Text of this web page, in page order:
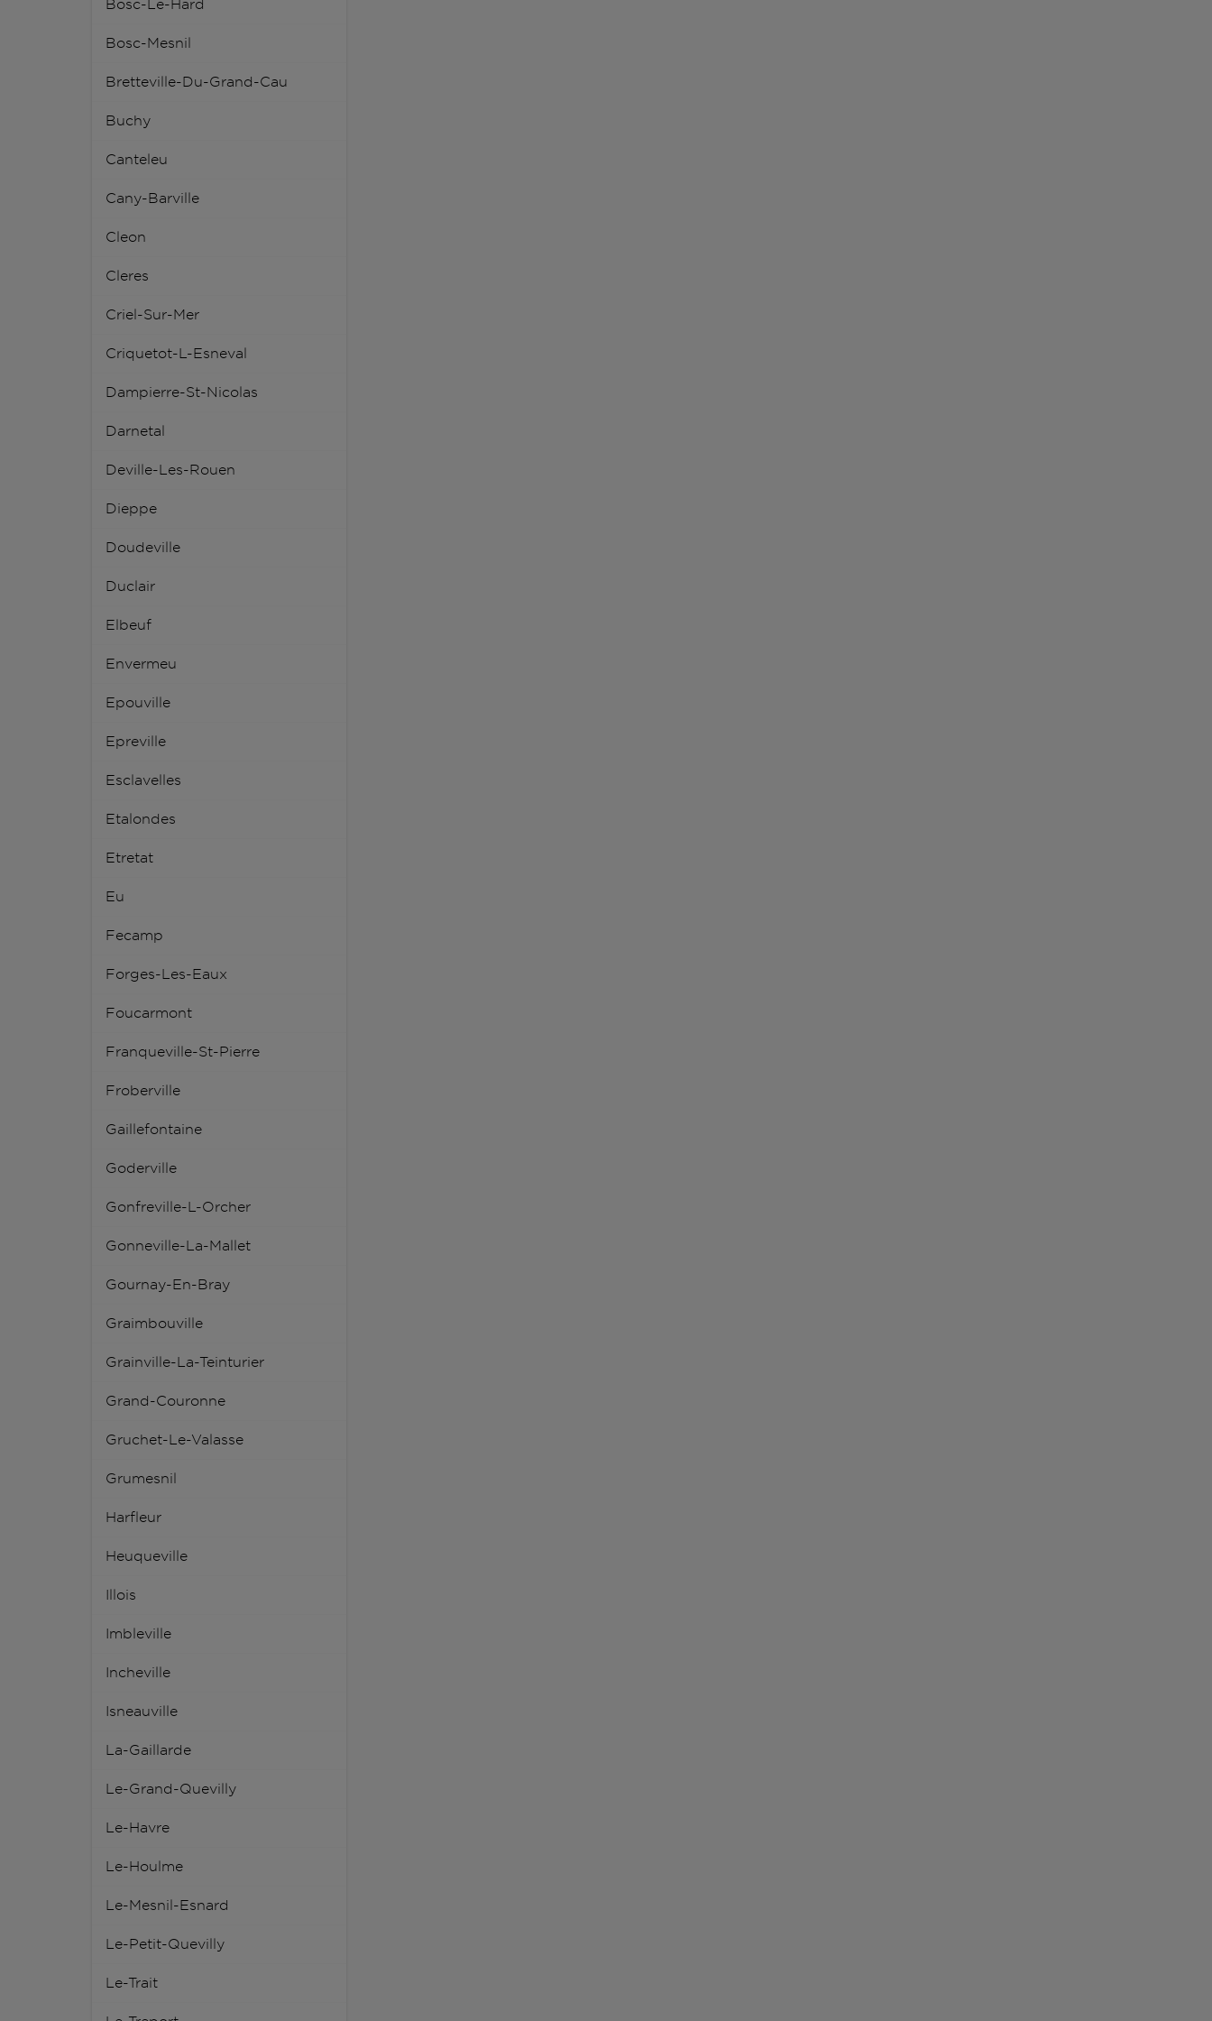
Bosc-Le-Hard
Bosc-Mesnil
Bretteville-Du-Grand-Cau
Buchy
Canteleu
Cany-Barville
Cleon
Cleres
Criel-Sur-Mer
Criquetot-L-Esneval
Dampierre-St-Nicolas
Darnetal
Deville-Les-Rouen
Dieppe
Doudeville
Duclair
Elbeuf
Envermeu
Epouville
Epreville
Esclavelles
Etalondes
Etretat
Eu
Fecamp
Forges-Les-Eaux
Foucarmont
Franqueville-St-Pierre
Froberville
Gaillefontaine
Goderville
Gonfreville-L-Orcher
Gonneville-La-Mallet
Gournay-En-Bray
Graimbouville
Grainville-La-Teinturier
Grand-Couronne
Gruchet-Le-Valasse
Grumesnil
Harfleur
Heuqueville
Illois
Imbleville
Incheville
Isneauville
La-Gaillarde
Le-Grand-Quevilly
Le-Havre
Le-Houlme
Le-Mesnil-Esnard
Le-Petit-Quevilly
Le-Trait